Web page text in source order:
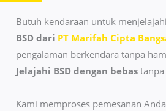
Butuh kendaraan untuk
BSD dari PT Marifah Cipta
pengalaman berkendara tanpa
Jelajahi BSD dengan bebas
Kami memproses pemesanan